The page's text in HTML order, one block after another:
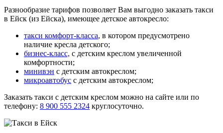
Разнообразие тарифов позволяет Вам выгодно заказать такси
в Ейск (из Ейска), имеющее детское автокресло:
такси комфорт-класса, в котором предусмотрено
наличие кресла детского;
бизнес-класс, с детским креслом увеличенной
комфортности;
минивэн с детским автокреслом;
микроавтобус с детским автокреслом;
Заказать такси с детским креслом можно на сайте или по
телефону: 8 900 555 2324 круглосуточно.